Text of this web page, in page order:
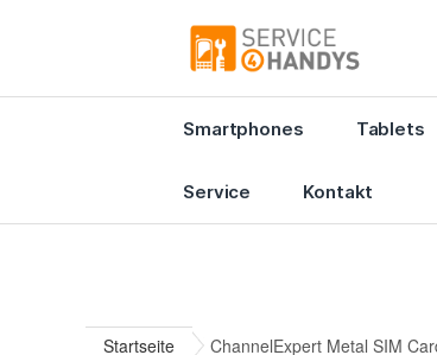
Smartphones Tablets
Service Kontakt
Startseite ChannelExpert Metal SIM